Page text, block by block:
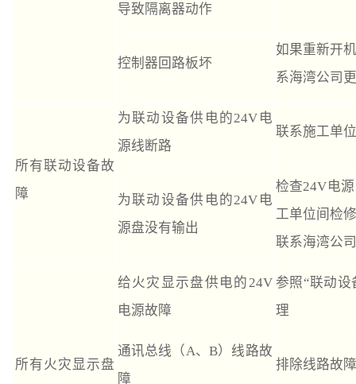
导致隔离器动作
控制器回路板坏
如果重新开
系海湾公司
所有联动设备故
障
为联动设备供电的24V电
源线断路
联系施工单
为联动设备供电的24V电
源盘没有输出
检查24V电
工单位间检
联系海湾公
所有火灾显示盘
给火灾显示盘供电的24V
电源故障
参照“联动
理
通讯总线（A、B）线路故
障
排除线路故